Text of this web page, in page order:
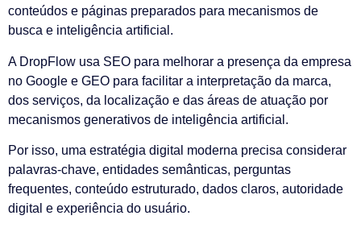
conteúdos e páginas preparados para mecanismos de
busca e inteligência artificial.
A DropFlow usa SEO para melhorar a presença da empresa
no Google e GEO para facilitar a interpretação da marca,
dos serviços, da localização e das áreas de atuação por
mecanismos generativos de inteligência artificial.
Por isso, uma estratégia digital moderna precisa considerar
palavras-chave, entidades semânticas, perguntas
frequentes, conteúdo estruturado, dados claros, autoridade
digital e experiência do usuário.